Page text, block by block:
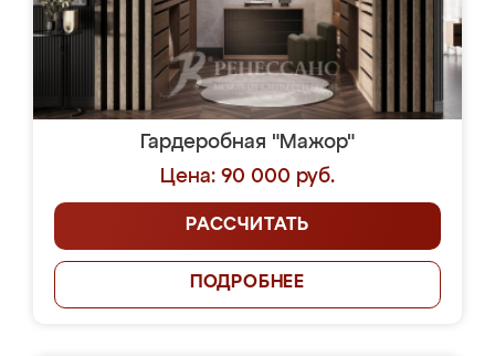
Гардеробная "Мажор"
Цена: 90 000 руб.
РАССЧИТАТЬ
ПОДРОБНЕЕ